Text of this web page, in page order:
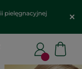
pielęgnacyjnej